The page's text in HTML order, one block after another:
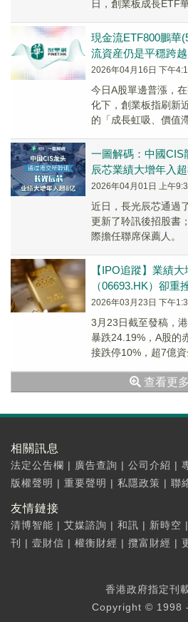
日，創業板成長ETF
現金流ETF800鵬華
流資産仍是平穩跨
2026年04月16日 下午
今日A股單邊普漲，
化下，創業板指刷新
的「成長虹吸、價值
一圖解碼：中國CIS
辰芯業績大增年入
2026年04月01日 上午
近日，長光辰芯通過
更新了聆訊後招股書
際擔任聯席保薦人。
【IPO追蹤】業績
（06693.HK）卻重
2026年03月23日 下午
3月23日截至發稿，
暴跌24.19%，A股的
接跌停10%，超7億資
查看更多
相關訊息
法定公告欄 | 廣告查詢 | 公司介紹 |
版權聲明 | 重要聲明 | 私隱政策 | 聯
友情鏈接
清博智能 | 艾媒諮詢 | 和訊 | 新時空 |
刊
| 壹財信 | 權衡財經 | 攬富財經 |
香港政府指定刊
Copyright © 1998